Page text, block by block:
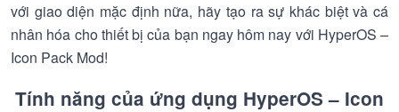
với giao diện mặc định nữa, hãy tạo ra sự khác biệt và cá
nhân hóa cho thiết bị của bạn ngay hôm nay với HyperOS –
Icon Pack Mod!
Tính năng của ứng dụng HyperOS – Icon